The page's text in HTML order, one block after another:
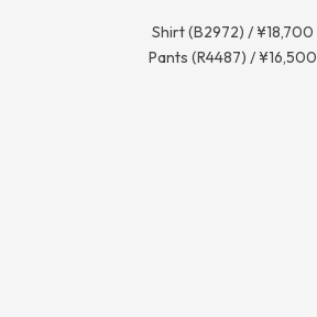
Shirt (B2972) / ¥18,700
Pants (R4487) / ¥16,500